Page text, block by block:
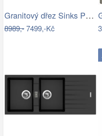
Granitový dřez Sinks PERFECTO 1160 DUO…
8989,-7499,-Kč